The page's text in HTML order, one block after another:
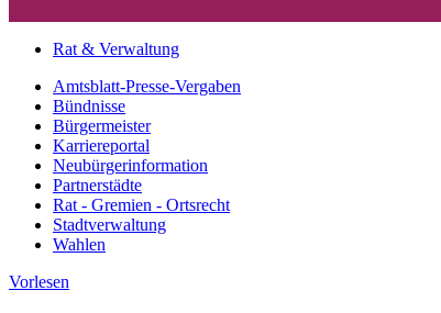
Rat & Verwaltung
Amtsblatt-Presse-Vergaben
Bündnisse
Bürgermeister
Karriereportal
Neubürgerinformation
Partnerstädte
Rat - Gremien - Ortsrecht
Stadtverwaltung
Wahlen
Vorlesen